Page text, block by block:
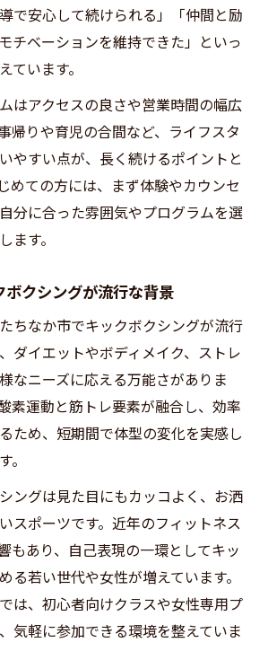
キックボクシングが選ばれる理由
で流行のキックボクシングが注目
用性が融合する水戸ジムの強み
クシング人気の秘訣と時代の変化
ムで流行りを取り入れるメリット
も流行を楽しむ水戸ジムの方法
で安心して続けられる」「仲間と励
チベーションを維持できた」といっ
ています。
はアクセスの良さや営業時間の幅広
帰りや育児の合間など、ライフスタ
やすい点が、長く続けるポイントと
めての方には、まず体験やカウンセ
分に合った雰囲気やプログラムを選
ます。
クシングが流行な背景
ちなか市でキックボクシングが流行
ダイエットやボディメイク、ストレ
なニーズに応える万能さがありま
素運動と筋トレ要素が融合し、効率
ため、短期間で体型の変化を実感し
。
ングは見た目にもカッコよく、お洒
スポーツです。近年のフィットネス
もあり、自己表現の一環としてキッ
る若い世代や女性が増えています。
は、初心者向けクラスや女性専用プ
気軽に参加できる環境を整えていま